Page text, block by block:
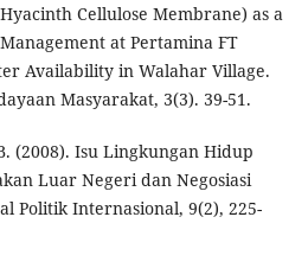
Cellulose Membrane) as a
at Pertamina FT
Availability in Walahar Village.
Masyarakat, 3(3). 39-51.
(2008). Isu Lingkungan Hidup
Luar Negeri dan Negosiasi
Politik Internasional, 9(2), 225-